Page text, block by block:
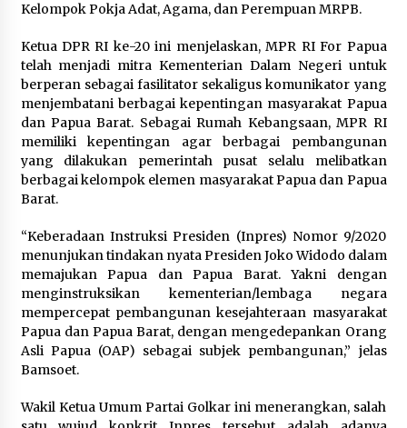
Pelantikan dan Sertijab Pejabat
Tinggi Kemhan
8 Agustus 2026
DPD Partai Gerakan Rakyat Kota
Tangerang Gelar Konsolidasi
Kelompok Pokja Adat, Agama, dan Perempuan MRPB.
Ketua DPR RI ke-20 ini menjelaskan, MPR RI For Papua
telah menjadi mitra Kementerian Dalam Negeri untuk
berperan sebagai fasilitator sekaligus komunikator yang
menjembatani berbagai kepentingan masyarakat Papua
dan Papua Barat. Sebagai Rumah Kebangsaan, MPR RI
memiliki kepentingan agar berbagai pembangunan
yang dilakukan pemerintah pusat selalu melibatkan
berbagai kelompok elemen masyarakat Papua dan Papua
Barat.
“Keberadaan Instruksi Presiden (Inpres) Nomor 9/2020
menunjukan tindakan nyata Presiden Joko Widodo dalam
memajukan Papua dan Papua Barat. Yakni dengan
menginstruksikan kementerian/lembaga negara
mempercepat pembangunan kesejahteraan masyarakat
Papua dan Papua Barat, dengan mengedepankan Orang
Asli Papua (OAP) sebagai subjek pembangunan,” jelas
Bamsoet.
Wakil Ketua Umum Partai Golkar ini menerangkan, salah